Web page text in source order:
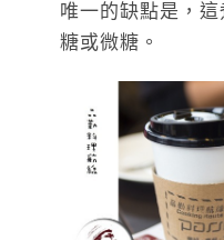
唯一的缺點是，
糖或微糖。